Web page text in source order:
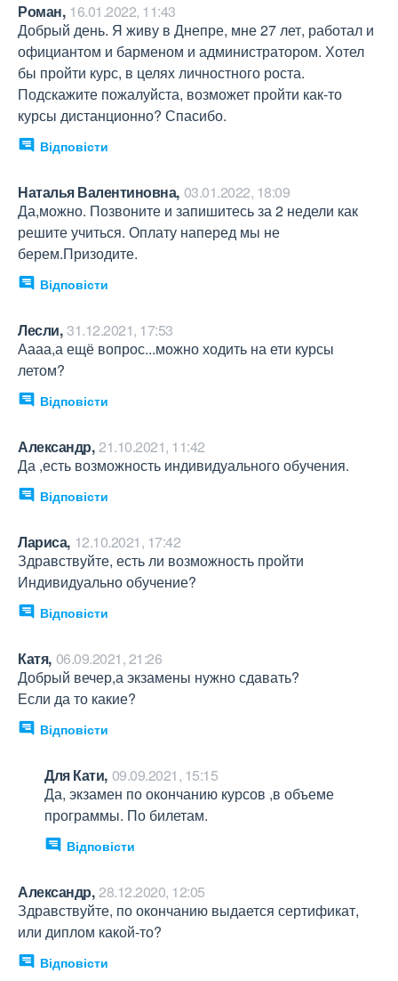
Роман, 16.01.2022, 11:43
Добрый день. Я живу в Днепре, мне 27 лет, работал и
официантом и барменом и администратором. Хотел
бы пройти курс, в целях личностного роста.
Подскажите пожалуйста, возможет пройти как-то
курсы дистанционно? Спасибо.
Відповісти
Наталья Валентиновна, 03.01.2022, 18:09
Да,можно. Позвоните и запишитесь за 2 недели как
решите учиться. Оплату наперед мы не
берем.Призодите.
Відповісти
Лесли, 31.12.2021, 17:53
Аааа,а ещё вопрос...можно ходить на ети курсы
летом?
Відповісти
Александр, 21.10.2021, 11:42
Да ,есть возможность индивидуального обучения.
Відповісти
Лариса, 12.10.2021, 17:42
Здравствуйте, есть ли возможность пройти
Индивидуально обучение?
Відповісти
Катя, 06.09.2021, 21:26
Добрый вечер,а экзамены нужно сдавать?
Если да то какие?
Відповісти
Для Кати, 09.09.2021, 15:15
Да, экзамен по окончанию курсов ,в объеме
программы. По билетам.
Відповісти
Александр, 28.12.2020, 12:05
Здравствуйте, по окончанию выдается сертификат,
или диплом какой-то?
Відповісти